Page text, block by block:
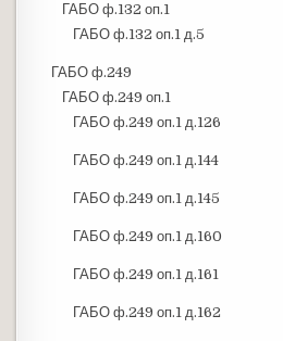
ГАБО ф.132 оп.1
ГАБО ф.132 оп.1 д.5
ГАБО ф.249
ГАБО ф.249 оп.1
ГАБО ф.249 оп.1 д.126
ГАБО ф.249 оп.1 д.144
ГАБО ф.249 оп.1 д.145
ГАБО ф.249 оп.1 д.160
ГАБО ф.249 оп.1 д.161
ГАБО ф.249 оп.1 д.162